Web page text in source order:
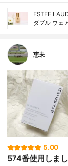
ESTEE
ダブル ウェ
恵未
5.00
574番使用しまし